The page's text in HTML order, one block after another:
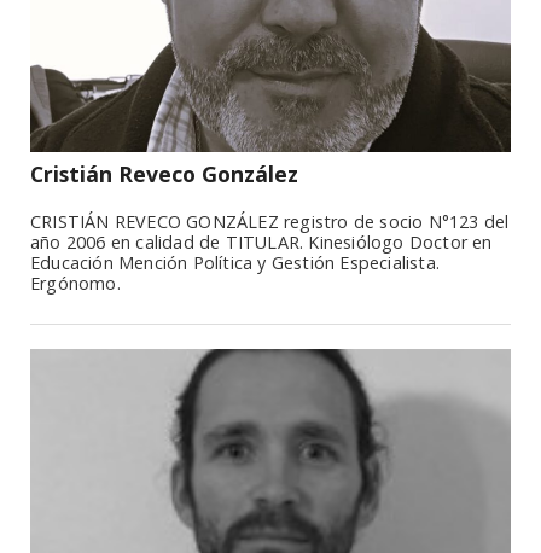
Cristián Reveco González
CRISTIÁN REVECO GONZÁLEZ registro de socio N°123 del
año 2006 en calidad de TITULAR. Kinesiólogo Doctor en
Educación Mención Política y Gestión Especialista.
Ergónomo.